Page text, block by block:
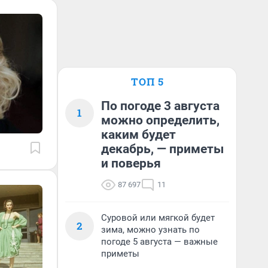
ТОП 5
1
По погоде 3 августа
можно определить,
каким будет
декабрь, — приметы
и поверья
87 697 11
2
Суровой или мягкой будет
зима, можно узнать по
погоде 5 августа — важные
приметы